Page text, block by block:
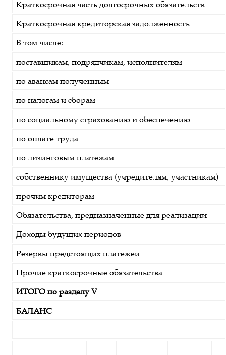
Краткосрочная часть долгосрочных обязательств
Краткосрочная кредиторская задолженность
В том числе:
поставщикам, подрядчикам, исполнителям
по авансам полученным
по налогам и сборам
по социальному страхованию и обеспечению
по оплате труда
по лизинговым платежам
собственнику имущества (учредителям, участникам)
прочим кредиторам
Обязательства, предназначенные для реализации
Доходы будущих периодов
Резервы предстоящих платежей
Прочие краткосрочные обязательства
ИТОГО по разделу V
БАЛАНС